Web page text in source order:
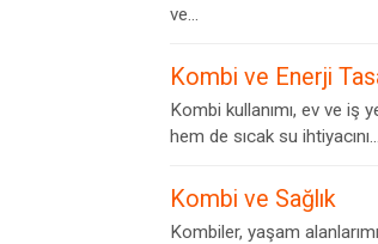
ve...
Kombi ve Enerji
Kombi kullanımı, ev ve iş
hem de sıcak su ihtiyacını...
Kombi ve Sağlık
Kombiler, yaşam